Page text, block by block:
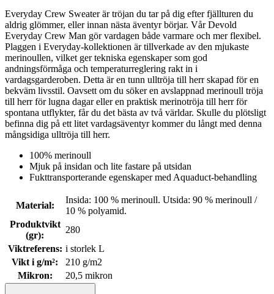
Everyday Crew Sweater är tröjan du tar på dig efter fjällturen du
aldrig glömmer, eller innan nästa äventyr börjar. Vår Devold
Everyday Crew Man gör vardagen både varmare och mer flexibel.
Plaggen i Everyday-kollektionen är tillverkade av den mjukaste
merinoullen, vilket ger tekniska egenskaper som god
andningsförmåga och temperaturreglering rakt in i
vardagsgarderoben. Detta är en tunn ulltröja till herr skapad för en
bekväm livsstil. Oavsett om du söker en avslappnad merinoull tröja
till herr för lugna dagar eller en praktisk merinotröja till herr för
spontana utflykter, får du det bästa av två världar. Skulle du plötsligt
befinna dig på ett litet vardagsäventyr kommer du långt med denna
mångsidiga ulltröja till herr.
100% merinoull
Mjuk på insidan och lite fastare på utsidan
Fukttransporterande egenskaper med Aquaduct-behandling
Material:
Insida: 100 % merinoull. Utsida: 90 % merinoull /
10 % polyamid.
Produktvikt
(gr):
280
Viktreferens: i storlek L
Vikt i g/m²:
210 g/m2
Mikron: 20,5 mikron